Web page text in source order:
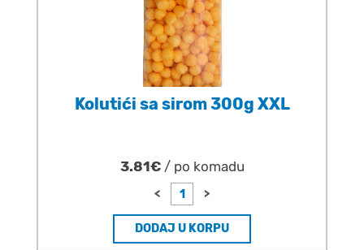
Kolutići sa sirom 300g XXL
3.81€ / po komadu
< >
DODAJ U KORPU